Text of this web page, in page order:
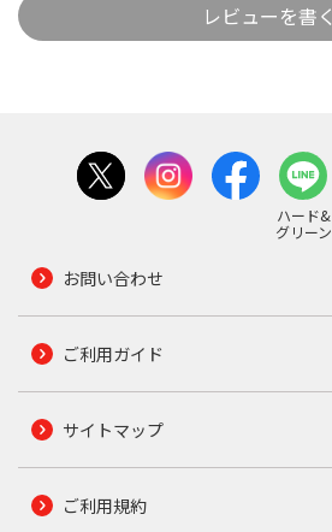
レビューを書く
ハード&
グリーン
お問い合わせ
ご利用ガイド
サイトマップ
ご利用規約